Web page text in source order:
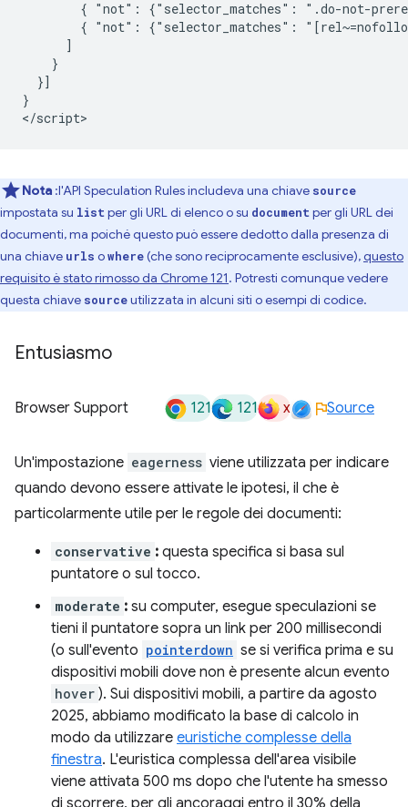
{ "not": {"selector_matches": ".do-not-
{ "not": {"selector_matches":
      ]
    }
  }]
}
Nota :l'API Speculation Rules includeva una chiave source
impostata su listper gli URL di elenco o su documentper gli URL dei
documenti, ma poiché questo può essere dedotto dalla presenza di
una chiave urls owhere(che sono reciprocamente esclusive),questo
requisito è stato rimosso da Chrome 121. Potresti comunque vedere
questa chiave sourceutilizzata in alcuni siti o esempi di codice.
Entusiasmo
Browser Support 121 121 x Source
Un'impostazione eagerness viene utilizzata per indicare
quando devono essere attivate le ipotesi, il che è
particolarmente utile per le regole dei documenti:
conservative : questa specifica si basa sul
puntatore o sul tocco.
moderate : su computer, esegue speculazioni se
tieni il puntatore sopra un link per 200 millisecondi
(o sull'evento pointerdown se si verifica prima e su
dispositivi mobili dove non è presente alcun evento
hover ). Sui dispositivi mobili, a partire da agosto
2025, abbiamo modificato la base di calcolo in
modo da utilizzare euristiche complesse della
finestra. L'euristica complessa dell'area visibile
viene attivata 500 ms dopo che l'utente ha smesso